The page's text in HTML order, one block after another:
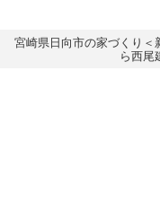
宮崎県日向市の家づくり＜
ら西尾